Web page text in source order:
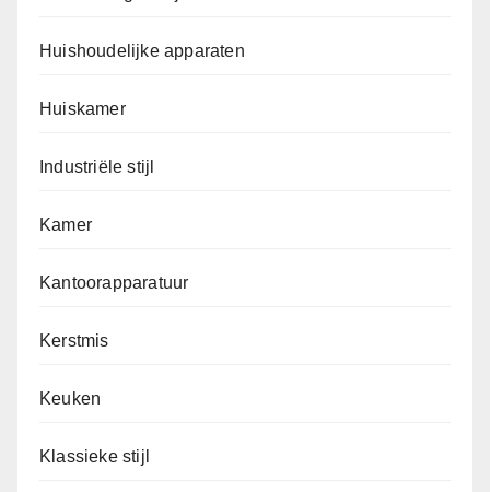
Huishoudelijke apparaten
Huiskamer
Industriële stijl
Kamer
Kantoorapparatuur
Kerstmis
Keuken
Klassieke stijl